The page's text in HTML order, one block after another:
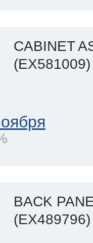
CABINET
(EX581009)
BACK
(EX489796)